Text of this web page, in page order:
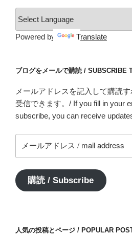
Powered by Translate
ブログをメールで購読 / SUBSCRIBE
メールアドレスを記入して購読
受信できます。/ If you fill in your
subscribe, you can receive
ー
ア
ド
購読 / Subscribe
人気の投稿とページ / POPULAR